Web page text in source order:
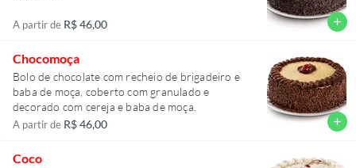
A partir de R$ 46,00 add
Chocomoça
Bolo de chocolate com recheio de brigadeiro e
baba de moça, coberto com granulado e
decorado com cereja e baba de moça.
A partir de R$ 46,00 add
Coco